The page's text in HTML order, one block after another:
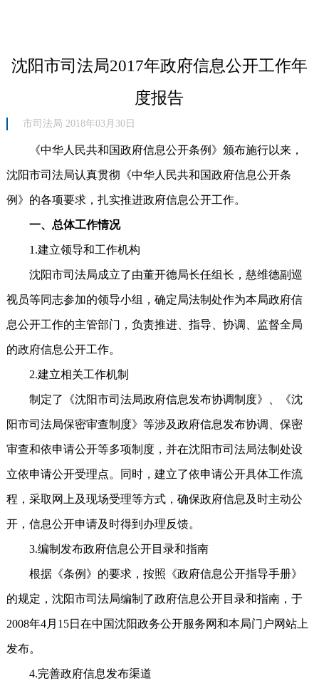
沈阳市司法局2017年政府信息公开工作年
度报告
市司法局 2018年03月30日
《中华人民共和国政府信息公开条例》颁布施行以来，
沈阳市司法局认真贯彻《中华人民共和国政府信息公开条
例》的各项要求，扎实推进政府信息公开工作。
一、总体工作情况
1.建立领导和工作机构
沈阳市司法局成立了由董开德局长任组长，慈维德副巡
视员等同志参加的领导小组，确定局法制处作为本局政府信
息公开工作的主管部门，负责推进、指导、协调、监督全局
的政府信息公开工作。
2.建立相关工作机制
制定了《沈阳市司法局政府信息发布协调制度》、《沈
阳市司法局保密审查制度》等涉及政府信息发布协调、保密
审查和依申请公开等多项制度，并在沈阳市司法局法制处设
立依申请公开受理点。同时，建立了依申请公开具体工作流
程，采取网上及现场受理等方式，确保政府信息及时主动公
开，信息公开申请及时得到办理反馈。
3.编制发布政府信息公开目录和指南
根据《条例》的要求，按照《政府信息公开指导手册》
的规定，沈阳市司法局编制了政府信息公开目录和指南，于
2008年4月15日在中国沈阳政务公开服务网和本局门户网站上
发布。
4.完善政府信息发布渠道